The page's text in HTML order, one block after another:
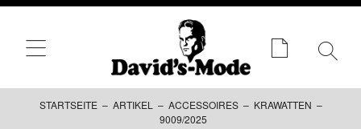
STARTSEITE – ARTIKEL – ACCESSOIRES– KRAWATTEN –
9009/2025